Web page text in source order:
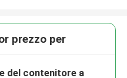
prezzo per
del contenitore a